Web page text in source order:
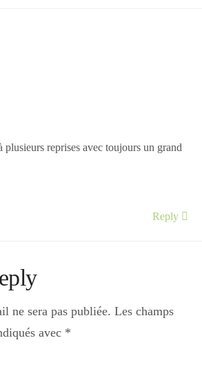
plusieurs reprises avec toujours un grand
Reply
ne sera pas publiée. Les champs
avec *